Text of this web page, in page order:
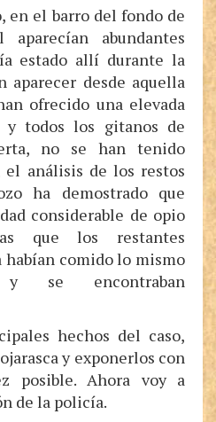
en el barro del fondo de
abundantes
estado allí durante la
aparecer desde aquella
ofrecido una elevada
y todos los gitanos de
no se han tenido
análisis de los restos
ha demostrado que
considerable de opio
que los restantes
habían comido lo mismo
se encontraban
hechos del caso,
y exponerlos con
posible. Ahora voy a
de la policía.